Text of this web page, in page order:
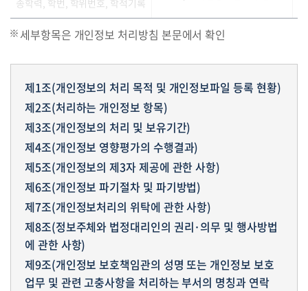
종학력, 학번, 학위번호, 학적기록
세부항목은 개인정보 처리방침 본문에서 확인
제1조(개인정보의 처리 목적 및 개인정보파일 등록 현황)
제2조(처리하는 개인정보 항목)
제3조(개인정보의 처리 및 보유기간)
제4조(개인정보 영향평가의 수행결과)
제5조(개인정보의 제3자 제공에 관한 사항)
제6조(개인정보 파기절차 및 파기방법)
제7조(개인정보처리의 위탁에 관한 사항)
제8조(정보주체와 법정대리인의 권리·의무 및 행사방법
에 관한 사항)
제9조(개인정보 보호책임관의 성명 또는 개인정보 보호
업무 및 관련 고충사항을 처리하는 부서의 명칭과 연락